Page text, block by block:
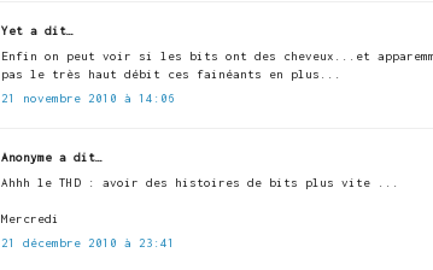
Yet a dit…
Enfin on peut voir si les bits ont des cheveux...et
pas le très haut débit ces fainéants en plus...
21 novembre 2010 à 14:06
Anonyme a dit…
Ahhh le THD : avoir des histoires de bits plus vite ...
Mercredi
21 décembre 2010 à 23:41